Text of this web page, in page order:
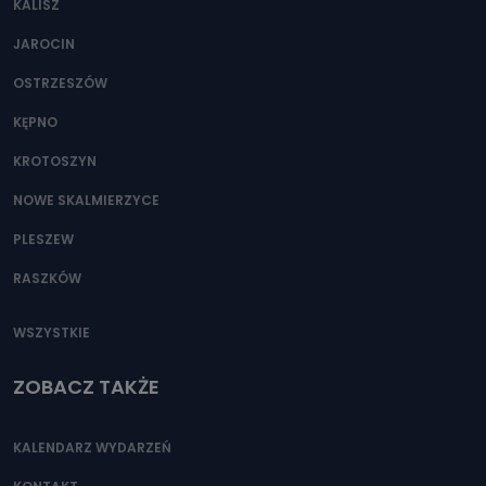
Można to zrobić pod numerem telefonu 62 735-51-05 lub
KALISZ
JAROCIN
OSTRZESZÓW
KĘPNO
KROTOSZYN
NOWE SKALMIERZYCE
PLESZEW
RASZKÓW
WSZYSTKIE
ZOBACZ TAKŻE
KALENDARZ WYDARZEŃ